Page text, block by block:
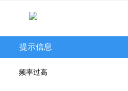
提示信息
频率过高